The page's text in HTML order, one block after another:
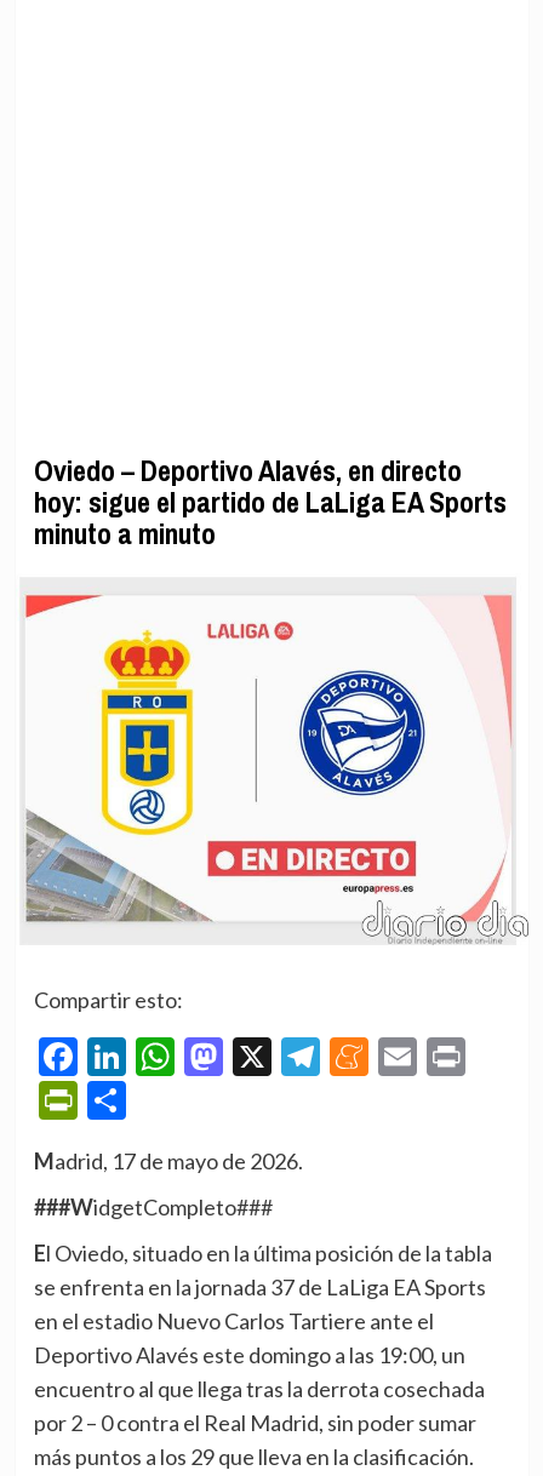
Oviedo – Deportivo Alavés, en directo
hoy: sigue el partido de LaLiga EA Sports
minuto a minuto
Compartir esto:
Facebook
LinkedIn
WhatsApp
Mastodon
X Telegram
Meneame
Email
PrintFriendly
Compartir
Madrid, 17 de mayo de 2026.
###WidgetCompleto###
El Oviedo, situado en la última posición de la tabla
se enfrenta en la jornada 37 de LaLiga EA Sports
en el estadio Nuevo Carlos Tartiere ante el
Deportivo Alavés este domingo a las 19:00, un
encuentro al que llega tras la derrota cosechada
por 2 – 0 contra el Real Madrid, sin poder sumar
más puntos a los 29 que lleva en la clasificación.